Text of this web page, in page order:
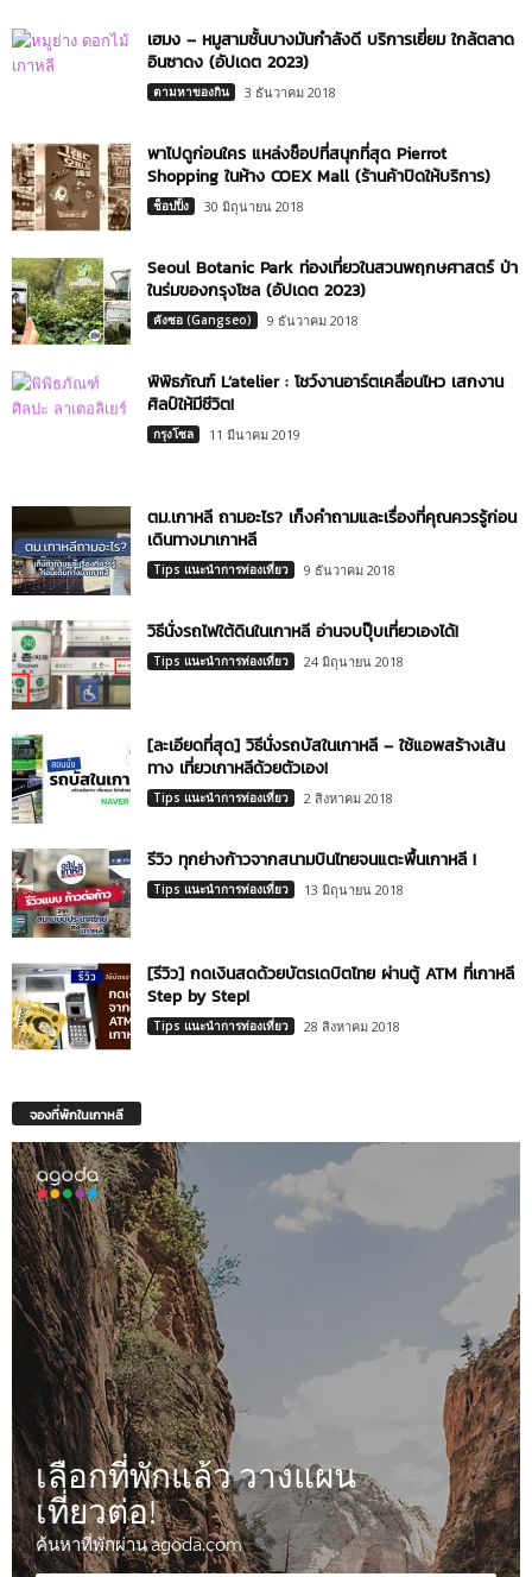
เฮมง – หมูสามชั้นบางมันกำลังดี บริการเยี่ยม ใกล้ตลาด
อินซาดง (อัปเดต 2023)
ตามหาของกิน 3 ธันวาคม 2018
พาไปดูก่อนใคร แหล่งช็อปที่สนุกที่สุด Pierrot
Shopping ในห้าง COEX Mall (ร้านค้าปิดให้บริการ)
ช็อปปิ้ง 30 มิถุนายน 2018
Seoul Botanic Park ท่องเที่ยวในสวนพฤกษศาสตร์ ป่า
ในร่มของกรุงโซล (อัปเดต 2023)
คังซอ (Gangseo) 9 ธันวาคม 2018
พิพิธภัณฑ์ L’atelier : โชว์งานอาร์ตเคลื่อนไหว เสกงาน
ศิลป์ให้มีชีวิต!
กรุงโซล 11 มีนาคม 2019
ตม.เกาหลี ถามอะไร? เก็งคำถามและเรื่องที่คุณควรรู้ก่อน
เดินทางมาเกาหลี
Tips แนะนำการท่องเที่ยว 9 ธันวาคม 2018
วิธีนั่งรถไฟใต้ดินในเกาหลี อ่านจบปุ๊บเที่ยวเองได้!
Tips แนะนำการท่องเที่ยว 24 มิถุนายน 2018
[ละเอียดที่สุด] วิธีนั่งรถบัสในเกาหลี – ใช้แอพสร้างเส้น
ทาง เที่ยวเกาหลีด้วยตัวเอง!
Tips แนะนำการท่องเที่ยว 2 สิงหาคม 2018
รีวิว ทุกย่างก้าวจากสนามบินไทยจนแตะพื้นเกาหลี !
Tips แนะนำการท่องเที่ยว 13 มิถุนายน 2018
[รีวิว] กดเงินสดด้วยบัตรเดบิตไทย ผ่านตู้ ATM ที่เกาหลี
Step by Step!
Tips แนะนำการท่องเที่ยว 28 สิงหาคม 2018
จองที่พักในเกาหลี